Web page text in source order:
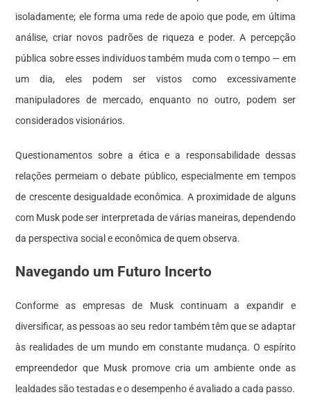
isoladamente; ele forma uma rede de apoio que pode, em última
análise, criar novos padrões de riqueza e poder. A percepção
pública sobre esses indivíduos também muda com o tempo — em
um dia, eles podem ser vistos como excessivamente
manipuladores de mercado, enquanto no outro, podem ser
considerados visionários.
Questionamentos sobre a ética e a responsabilidade dessas
relações permeiam o debate público, especialmente em tempos
de crescente desigualdade econômica. A proximidade de alguns
com Musk pode ser interpretada de várias maneiras, dependendo
da perspectiva social e econômica de quem observa.
Navegando um Futuro Incerto
Conforme as empresas de Musk continuam a expandir e
diversificar, as pessoas ao seu redor também têm que se adaptar
às realidades de um mundo em constante mudança. O espírito
empreendedor que Musk promove cria um ambiente onde as
lealdades são testadas e o desempenho é avaliado a cada passo.